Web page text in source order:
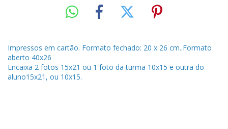
Impressos em cartão. Formato fechado: 20 x 26 cm..Formato
aberto 40x26
Encaixa 2 fotos 15x21 ou 1 foto da turma 10x15 e outra do
aluno15x21, ou 10x15.